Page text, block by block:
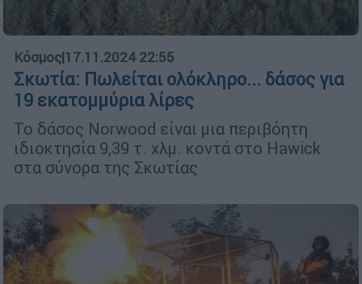
Κόσμος|17.11.2024 22:55
Σκωτία: Πωλείται ολόκληρο... δάσος για
19 εκατομμύρια λίρες
Το δάσος Norwood είναι μια περιβόητη
ιδιοκτησία 9,39 τ. χλμ. κοντά στο Hawick
στα σύνορα της Σκωτίας